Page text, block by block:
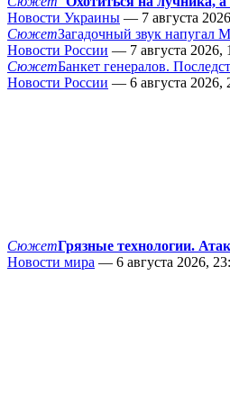
Новости Украины — 7 августа
СюжетЗагадочный звук напугал
Новости России — 7 августа 2026,
СюжетБанкет генералов.
Новости России — 6 августа 2026,
СюжетГрязные технологии.
Новости мира — 6 августа 2026,